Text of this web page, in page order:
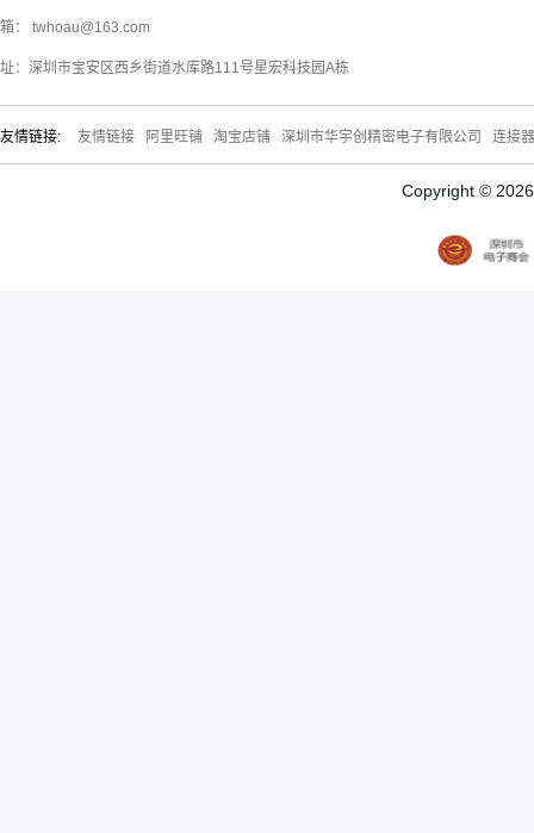
： twhoau@163.com
：深圳市宝安区西乡街道水库路111号星宏科技园A栋
友情链接: 友情链接 阿里旺铺 淘宝店铺 深圳市华宇创精密电子有限公司 连接
Copyright ©